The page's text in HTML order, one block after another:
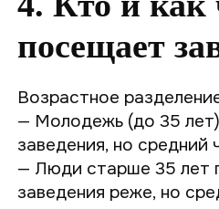
посещает
Возрастное
— Молодежь (до 35
заведения, но средний
— Люди старше 35 лет
заведения реже, но